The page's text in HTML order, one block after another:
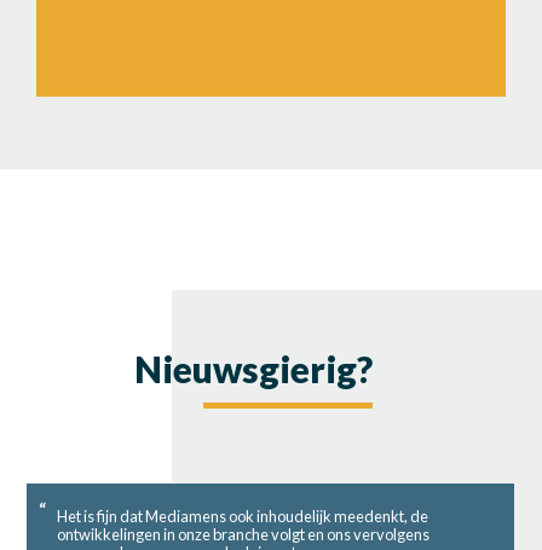
Het is fijn dat Mediamens ook inhoudelijk meedenkt, de
ontwikkelingen in onze branche volgt en ons vervolgens
Nieuwsgierig?